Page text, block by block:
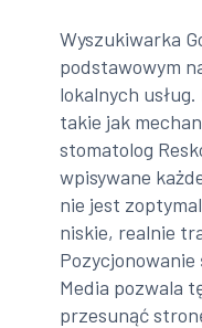
Wyszukiwarka
podstawowym
lokalnych usług.
takie jak
stomatolog
wpisywane
nie jest
niskie, realnie
Media pozwala
przesunąć